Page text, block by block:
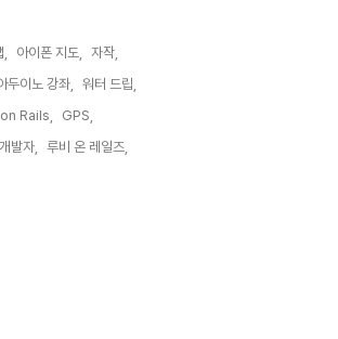
아이폰 지도,
자작,
두이노 강좌,
워터 드립,
Rails,
GPS,
발자,
루비 온 레일즈,